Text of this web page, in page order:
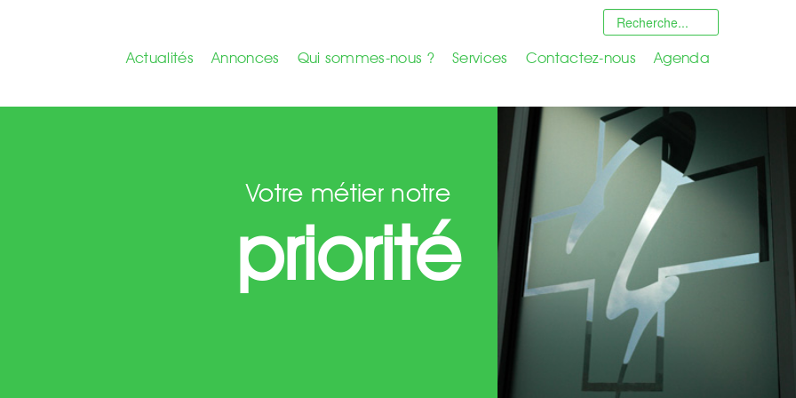
Actualités Annonces Qui sommes-nous ? Services Contactez-nous Agenda
Votre métier notre
priorité